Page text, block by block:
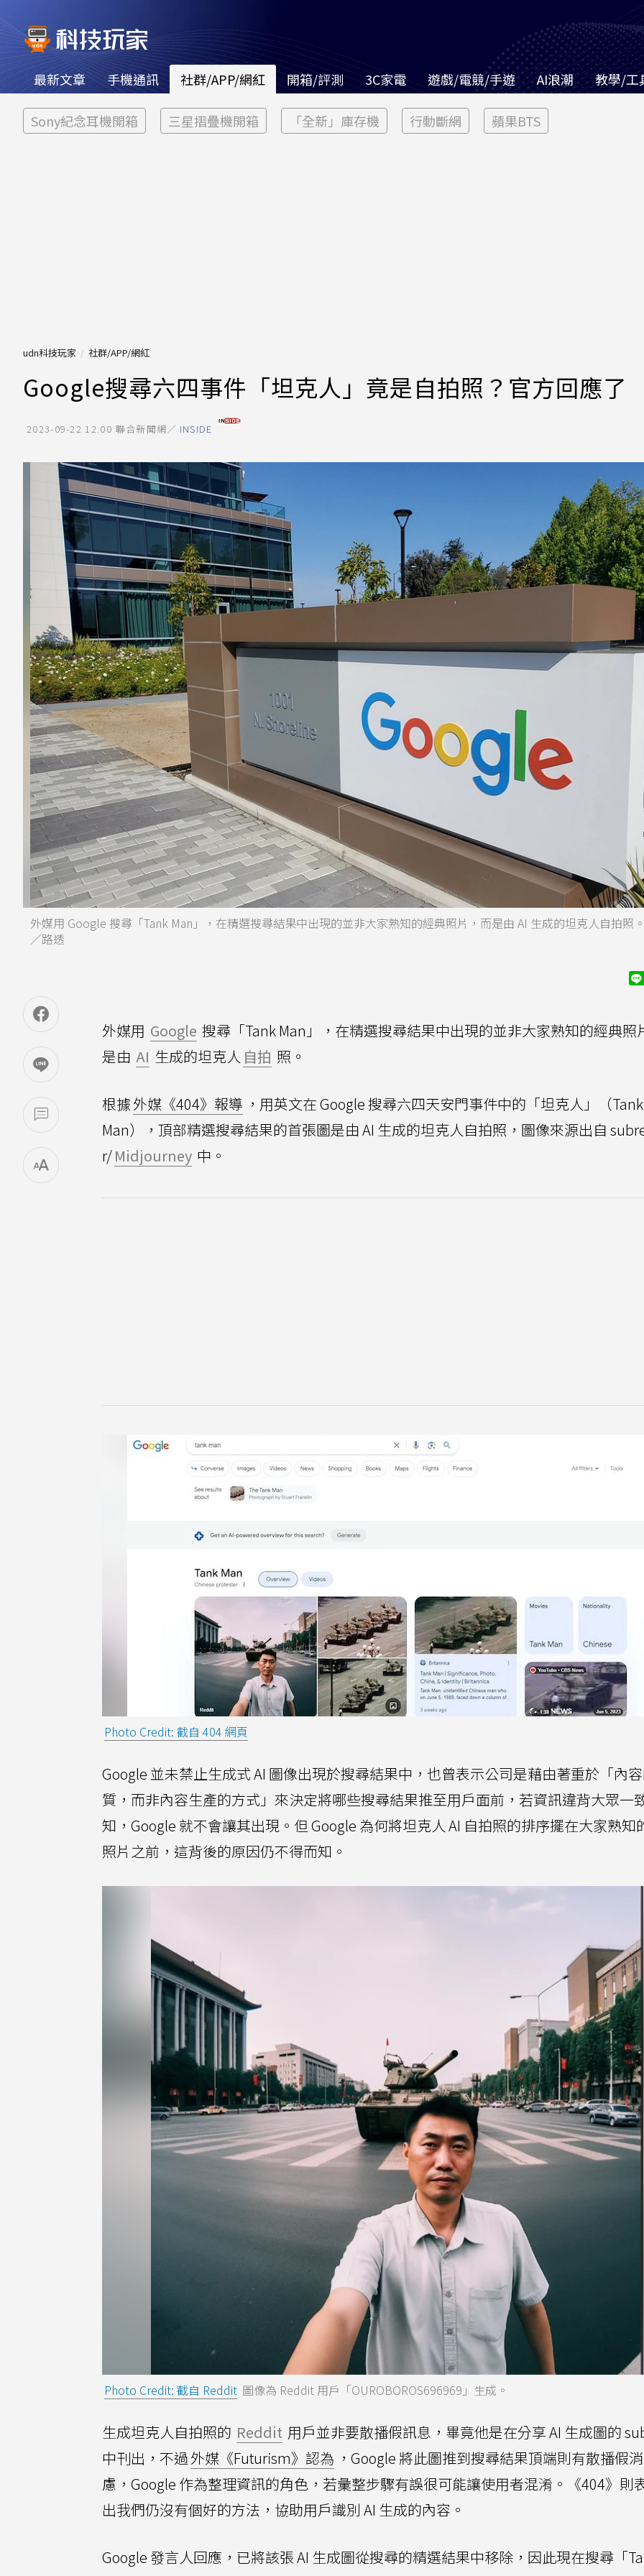
最新文章 手機通訊 社群/APP/網紅 開箱/評測 3C家電 遊戲/電競/手遊 AI浪潮 教學/工
Sony紀念耳機開箱 三星摺疊機開箱 「全新」庫存機 行動斷網 蘋果BTS
udn科技玩家 社群/APP/網紅
Google搜尋六四事件「坦克人」竟是自拍照？官方回應了
2023-09-22 12:00 聯合新聞網／ INSIDE
外媒用 Google 搜尋「Tank Man」，在精選搜尋結果中出現的並非大家熟知的經典照片，而是由 AI 生成的坦克人自拍照
／路透
外媒用 Google 搜尋「Tank Man」，在精選搜尋結果中出現的並非大家熟知的經典照
是由 AI 生成的坦克人 自拍 照。
根據外媒《404》報導 ，用英文在 Google 搜尋六四天安門事件中的「坦克人」（Tank
Man），頂部精選搜尋結果的首張圖是由 AI 生成的坦克人自拍照，圖像來源出自
r/Midjourney 中。
Photo Credit: 截自 404 網頁
Google 並未禁止生成式 AI 圖像出現於搜尋結果中，也曾表示公司是藉由著重於「內
質，而非內容生產的方式」來決定將哪些搜尋結果推至用戶面前，若資訊違背大眾一
知，Google 就不會讓其出現。但 Google 為何將坦克人 AI 自拍照的排序擺在大家熟知
照片之前，這背後的原因仍不得而知。
Photo Credit: 截自 Reddit 圖像為 Reddit 用戶「OUROBOROS696969」生成。
生成坦克人自拍照的 Reddit 用戶並非要散播假訊息，畢竟他是在分享 AI 生成圖的
中刊出，不過外媒《Futurism》認為 ，Google 將此圖推到搜尋結果頂端則有散播假
慮，Google 作為整理資訊的角色，若彙整步驟有誤很可能讓使用者混淆。《404》則
出我們仍沒有個好的方法，協助用戶識別 AI 生成的內容。
Google 發言人回應，已將該張 AI 生成圖從搜尋的精選結果中移除，因此現在搜尋「